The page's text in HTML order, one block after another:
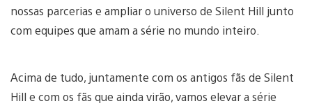
nossas parcerias e ampliar o universo de Silent Hill junto
com equipes que amam a série no mundo inteiro.
Acima de tudo, juntamente com os antigos fãs de Silent
Hill e com os fãs que ainda virão, vamos elevar a série